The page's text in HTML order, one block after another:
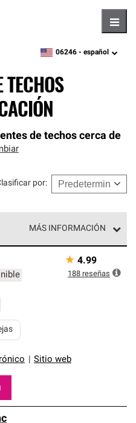
zipcode,language
06246 - español
TECHOS
de techos cerca de
por:
MÁS INFORMACIÓN
de nuestra red
estrictos de
mejor garantía de
Sitio web
★ 4.99
188 reseñas